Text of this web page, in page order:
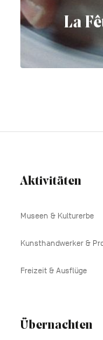
La
Navigation
Aktivitäten
Museen & Kulturerbe
Kunsthandwerker &
Freizeit & Ausflüge
Übernachten